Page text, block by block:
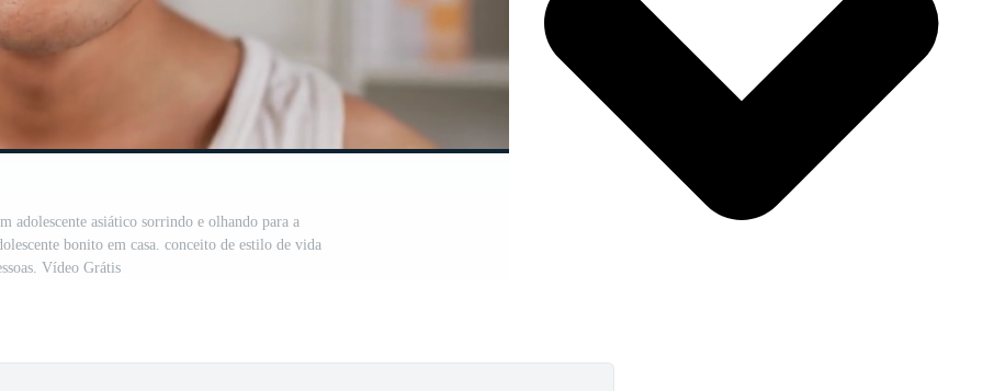
adolescente asiático sorrindo e olhando para a
bonito em casa. conceito de estilo de vida
Vídeo Grátis